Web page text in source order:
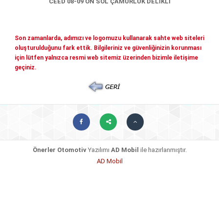
Mitsubishi Yedek Parçaları
Diğer Yedek Parçalar
Mazda Yedek Parçaları
Nissan - İnfiniti yedek parçaları
Daihatsu yedek parçalari
Chery - Geely Yedek Parçaları
Subaru Yedek Parçaları
Ssangyong Yedek Parçaları
İletişim
Son zamanlarda, adımızı ve logomuzu kullanarak sahte web siteleri
oluşturulduğunu fark ettik. Bilgileriniz ve güvenliğinizin korunması
için lütfen yalnızca resmi web sitemiz üzerinden bizimle iletişime
geçiniz.
Önerler OtomotivYazılımı AD Mobil ile hazırlanmıştır.
AD Mobil